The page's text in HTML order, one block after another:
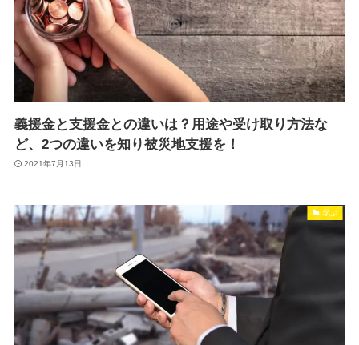
義援金と支援金との違いは？用途や受け取り方法な
ど、2つの違いを知り被災地支援を！
2021年7月13日
学ぶ